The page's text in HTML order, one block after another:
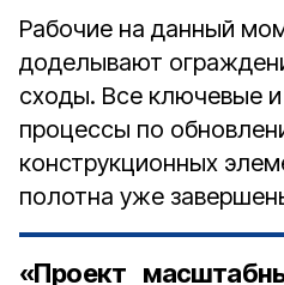
Рабочие на данный
доделывают
сходы. Все ключевые
процессы по
конструкционных
полотна уже
«Проект